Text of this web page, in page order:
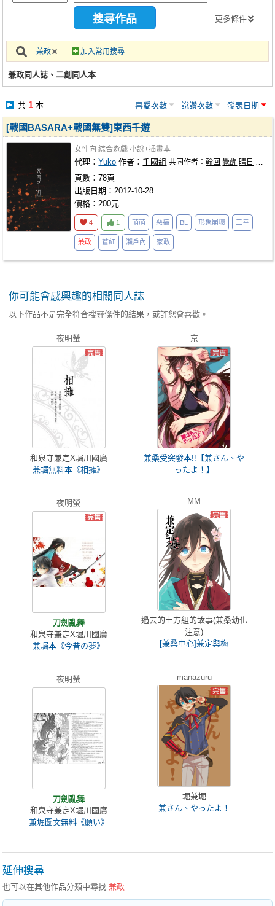
會員中心
註冊會員
更多條件
兼政 加入常用搜尋
兼政同人誌、二創同人本
共 1本 喜愛次數 說讚次數 發表日期
[戰國BASARA+戰國無雙]東西千遊
女性向 綜合遊戲 小說+插畫本
代理：Yuko 作者：千國組 共同作者：輪回 覺醒 晴日 yuko
頁數：78頁
出版日期：2012-10-28
價格：200元
4 1 萌萌 惡搞 BL 形象崩壞 三幸
兼政 蒼紅 瀨戶內 家政
你可能會感興趣的相關同人誌
以下作品不是完全符合搜尋條件的結果，或許您會喜歡。
夜明螢
和泉守兼定X堀川國廣
兼堀無料本《相擁》
京
兼桑受突發本!!【兼さん、や
ったよ！】
夜明螢
刀劍亂舞
和泉守兼定X堀川國廣
兼堀本《今昔の夢》
MM
過去的土方組的故事(兼桑幼化
注意)
[兼桑中心]兼定與梅
夜明螢
刀劍亂舞
和泉守兼定X堀川國廣
兼堀圖文無料《願い》
manazuru
堀兼堀
兼さん、やったよ！
延伸搜尋
也可以在其他作品分類中尋找兼政